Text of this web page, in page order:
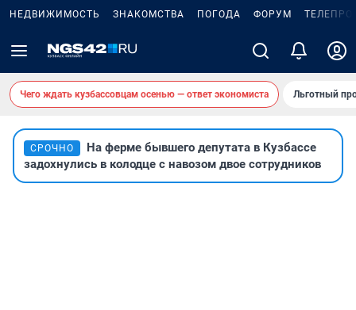
НЕДВИЖИМОСТЬ ЗНАКОМСТВА ПОГОДА ФОРУМ
Чего ждать кузбассовцам осенью — ответ экономиста Льготный
СРОЧНО
На ферме бывшего депутата в Кузбассе
задохнулись в колодце с навозом двое сотрудников